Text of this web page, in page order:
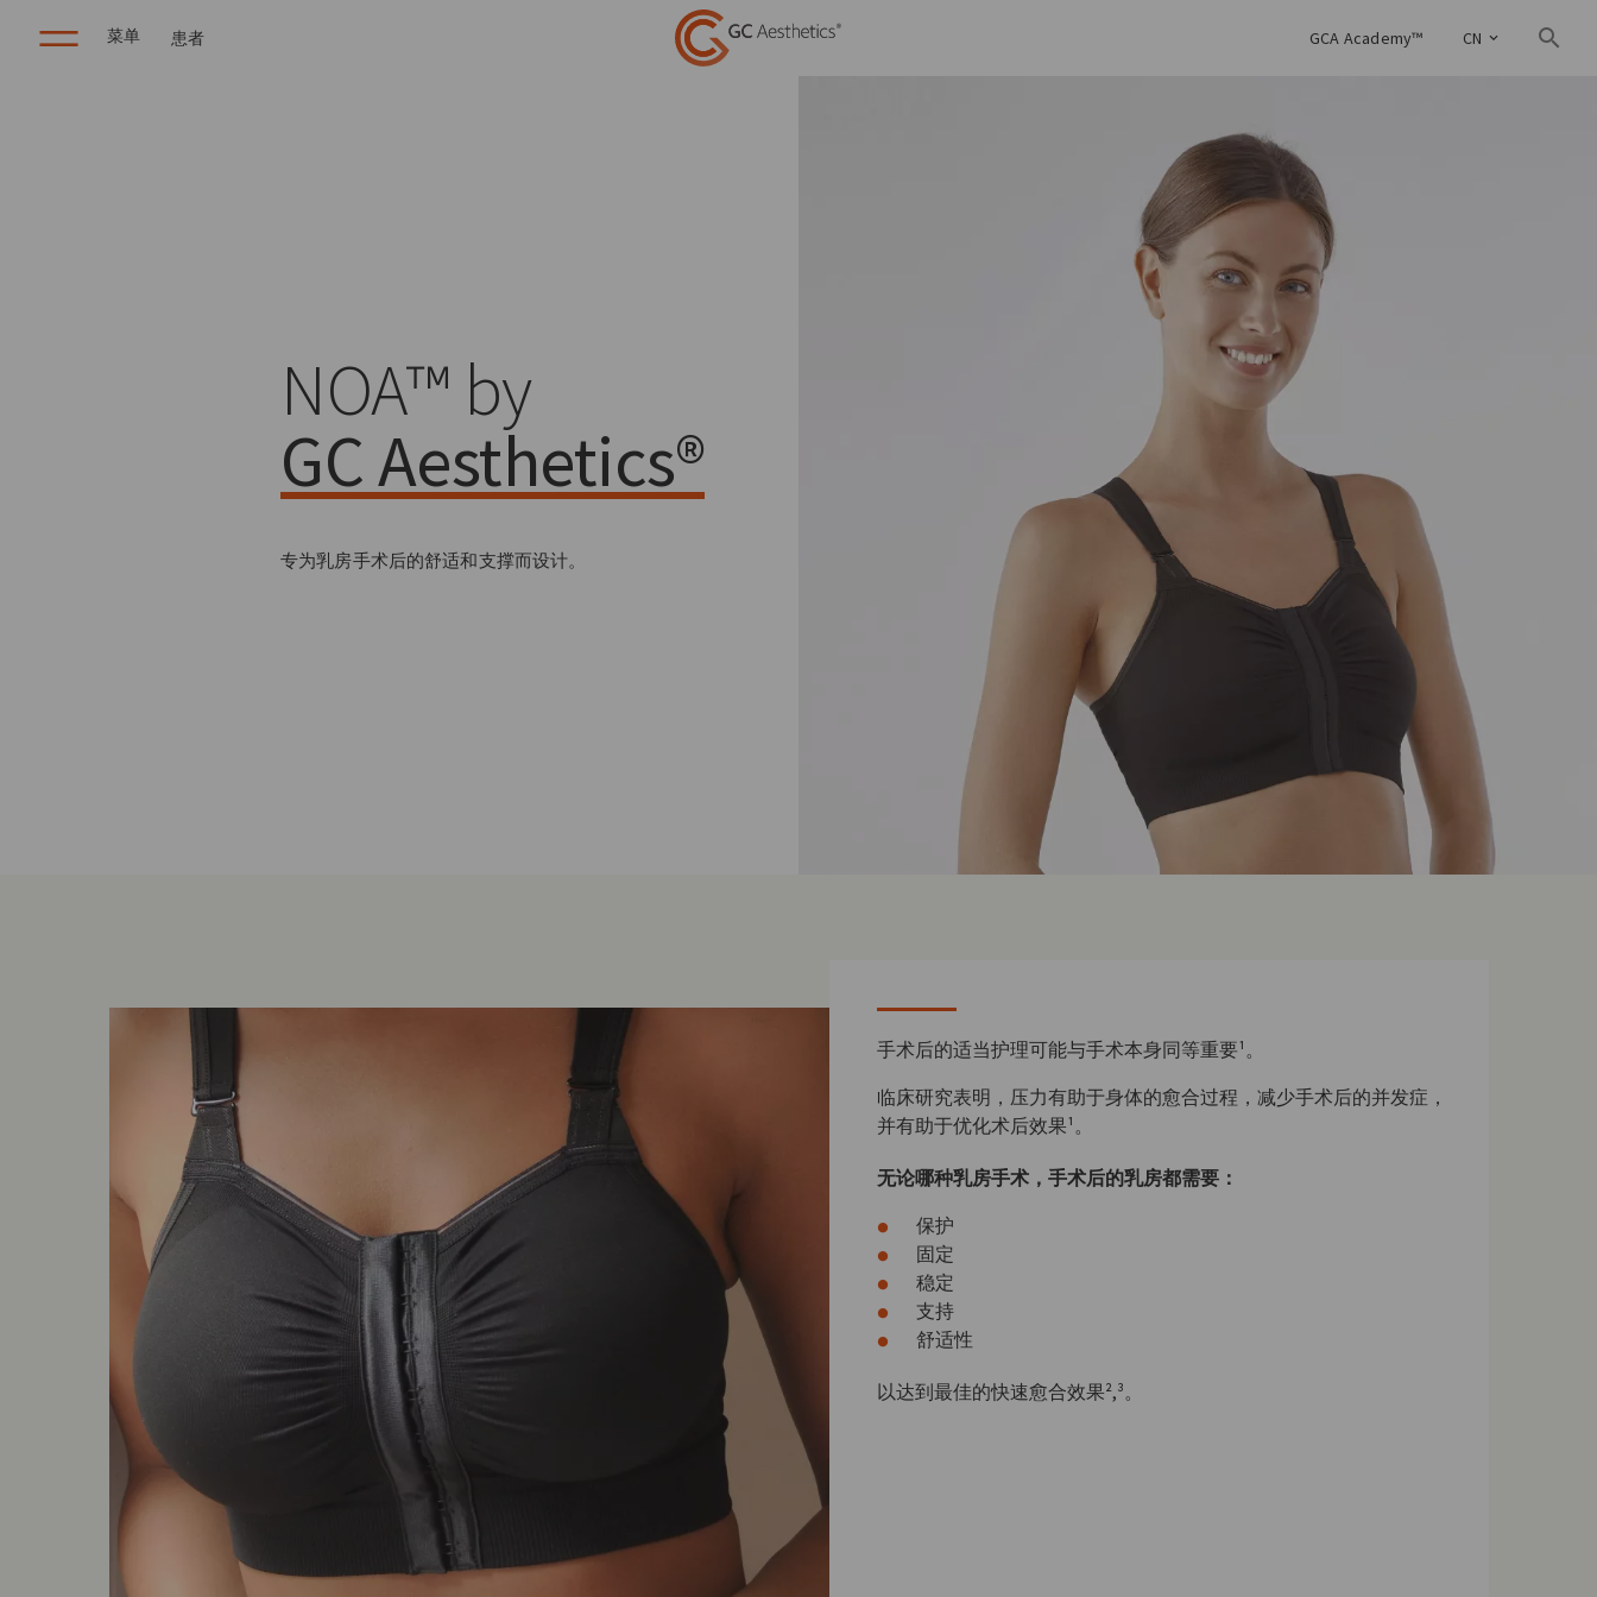
菜单 患者 GCA Academy™ CN
NOA™ by
GC Aesthetics®
专为乳房手术后的舒适和支撑而设计。
手术后的适当护理可能与手术本身同等重要¹。
临床研究表明，压力有助于身体的愈合过程，减少手术后的并发症，
并有助于优化术后效果¹。
无论哪种乳房手术，手术后的乳房都需要：
保护
固定
稳定
支持
舒适性
以达到最佳的快速愈合效果²,³。